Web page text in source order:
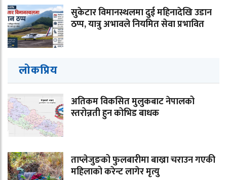
सुकेटार विमानस्थलमा दुई महिनादेखि उडान
ठप्प, यात्रु अभावले नियमित सेवा प्रभावित
लोकप्रिय
अतिकम विकसित मुलुकबाट नेपालको
स्तरोन्नती हुन कोभिड बाधक
ताप्लेजुङको फुलबारीमा बाख्रा चराउन गएकी
महिलाको करेन्ट लागेर मृत्यु